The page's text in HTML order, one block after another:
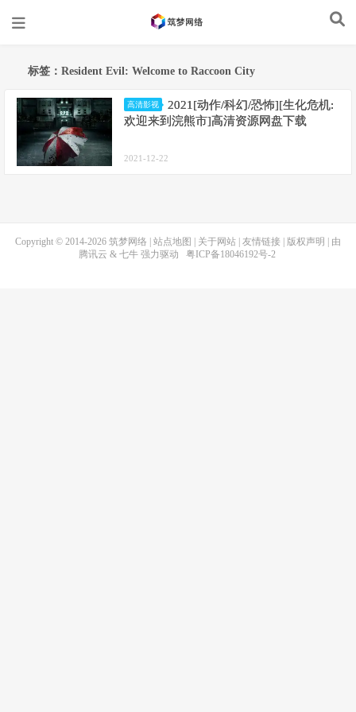
标签：Resident Evil: Welcome to Raccoon City
高清影视
2021[动作/科幻/恐怖][生化危机:
欢迎来到浣熊市]高清资源网盘下载
2021-12-22
Copyright © 2014-2026 筑梦网络 站点地图 关于网站 友情链接 版权声明
| 由
腾讯云 & 七牛强力驱动 粤ICP备18046192号-2